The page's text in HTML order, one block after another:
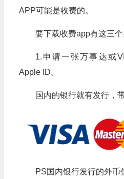
APP可能是收费的。
要下载收费app有这三个
1.申请一张万事达或
Apple ID。
国内的银行就有发行，
PS国内银行发行的外币